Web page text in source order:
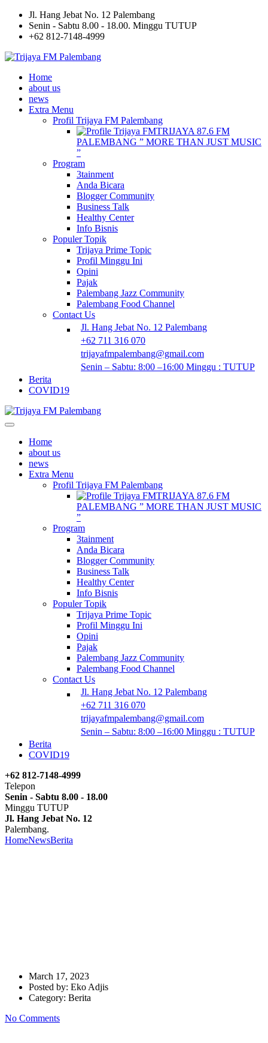
Jl. Hang Jebat No. 12 Palembang
Senin - Sabtu 8.00 - 18.00. Minggu TUTUP
+62 812-7148-4999
Home
about us
news
Extra Menu
Profil Trijaya FM Palembang
TRIJAYA 87.6 FM
PALEMBANG ” MORE THAN JUST MUSIC
”
Program
3tainment
Anda Bicara
Blogger Community
Business Talk
Healthy Center
Info Bisnis
Populer Topik
Trijaya Prime Topic
Profil Minggu Ini
Opini
Pajak
Palembang Jazz Community
Palembang Food Channel
Contact Us
Jl. Hang Jebat No. 12 Palembang
+62 711 316 070
trijayafmpalembang@gmail.com
Senin – Sabtu: 8:00 –16:00 Minggu : TUTUP
Berita
COVID19
Home
about us
news
Extra Menu
Profil Trijaya FM Palembang
TRIJAYA 87.6 FM
PALEMBANG ” MORE THAN JUST MUSIC
”
Program
3tainment
Anda Bicara
Blogger Community
Business Talk
Healthy Center
Info Bisnis
Populer Topik
Trijaya Prime Topic
Profil Minggu Ini
Opini
Pajak
Palembang Jazz Community
Palembang Food Channel
Contact Us
Jl. Hang Jebat No. 12 Palembang
+62 711 316 070
trijayafmpalembang@gmail.com
Senin – Sabtu: 8:00 –16:00 Minggu : TUTUP
Berita
COVID19
+62 812-7148-4999
Telepon
Senin - Sabtu 8.00 - 18.00
Minggu TUTUP
Jl. Hang Jebat No. 12
Palembang.
HomeNewsBerita
March 17, 2023
Posted by: Eko Adjis
Category: Berita
No Comments